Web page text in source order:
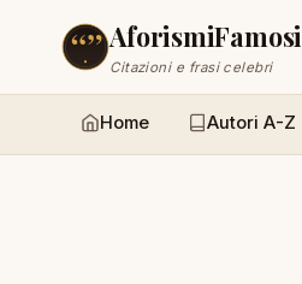
AforismiFamosi
Citazioni e frasi celebri
Home Autori A-Z